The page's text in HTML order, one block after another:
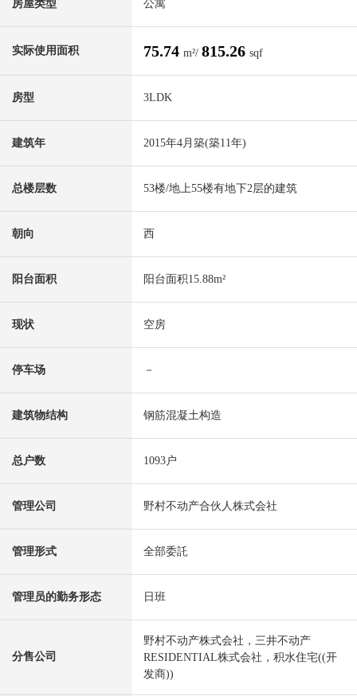
房屋类型 公寓
实际使用面积 75.74 m²/ 815.26 sqf
房型 3LDK
建筑年 2015年4月築(築11年)
总楼层数 53楼/地上55楼有地下2层的建筑
朝向 西
阳台面积 阳台面积15.88m²
现状 空房
停车场 －
建筑物结构 钢筋混凝土构造
总户数 1093户
管理公司 野村不动产合伙人株式会社
管理形式 全部委託
管理员的勤务形态 日班
分售公司
野村不动产株式会社，三井不动产
RESIDENTIAL株式会社，积水住宅((开
发商))